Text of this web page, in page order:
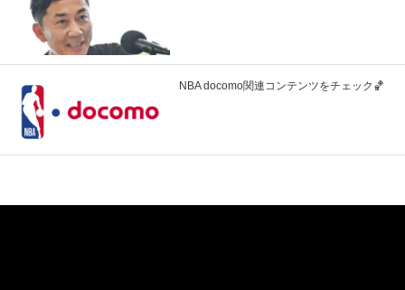
NBA docomo関連コンテンツをチェック🏀